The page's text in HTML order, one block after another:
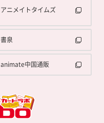
アニメイトタイムズ
書泉
animate中国通販